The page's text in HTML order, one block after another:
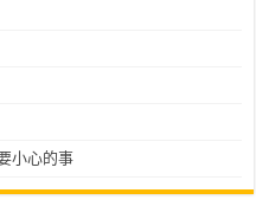
小心的事